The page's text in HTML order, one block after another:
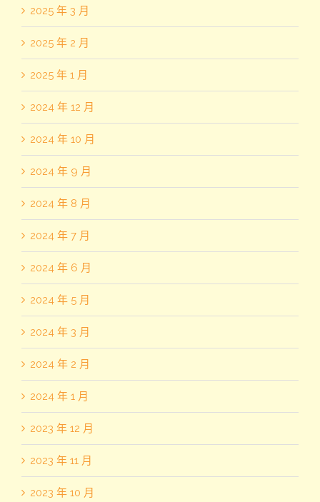
2025 年 3 月
2025 年 2 月
2025 年 1 月
2024 年 12 月
2024 年 10 月
2024 年 9 月
2024 年 8 月
2024 年 7 月
2024 年 6 月
2024 年 5 月
2024 年 3 月
2024 年 2 月
2024 年 1 月
2023 年 12 月
2023 年 11 月
2023 年 10 月